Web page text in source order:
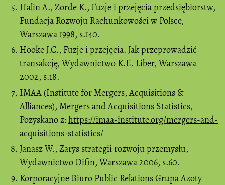
Halin A., Zorde K., Fuzje i przejęcia przedsiębiorstw,
Fundacja Rozwoju Rachunkowości w Polsce,
Warszawa 1998, s.140.
Hooke J.C., Fuzje i przejęcia. Jak przeprowadzić
transakcję, Wydawnictwo K.E. Liber, Warszawa
2002, s.18.
IMAA (Institute for Mergers, Acquisitions &
Alliances), Mergers and Acquisitions Statistics,
Pozyskano z:https://imaa-institute.org/mergers-and-
acquisitions-statistics/
Janasz W., Zarys strategii rozwoju przemysłu,
Wydawnictwo Difin, Warszawa 2006, s.60.
Korporacyjne Biuro Public Relations Grupa Azoty